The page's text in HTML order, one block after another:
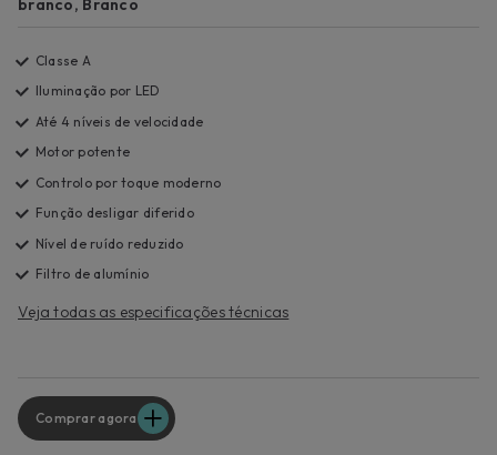
branco, Branco
Classe A
Iluminação por LED
Até 4 níveis de velocidade
Motor potente
Controlo por toque moderno
Função desligar diferido
Nível de ruído reduzido
Filtro de alumínio
Veja todas as especificações técnicas
Comprar agora